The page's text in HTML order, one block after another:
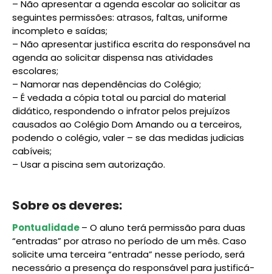
– Não apresentar a agenda escolar ao solicitar as
seguintes permissões: atrasos, faltas, uniforme
incompleto e saídas;
– Não apresentar justifica escrita do responsável na
agenda ao solicitar dispensa nas atividades
escolares;
– Namorar nas dependências do Colégio;
– É vedada a cópia total ou parcial do material
didático, respondendo o infrator pelos prejuízos
causados ao Colégio Dom Amando ou a terceiros,
podendo o colégio, valer – se das medidas judicias
cabíveis;
– Usar a piscina sem autorização.
Sobre os deveres:
Pontualidade– O aluno terá permissão para duas
“entradas” por atraso no período de um mês. Caso
solicite uma terceira “entrada” nesse período, será
necessário a presença do responsável para justificá-